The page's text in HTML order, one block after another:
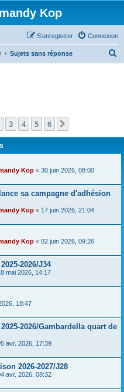
Kop
Connexion
S’enregistrer
Sujets sans réponse
c
3 4 5 6
Kop « 30 juin 2026, 08:00
sa campagne d'adhésion
Kop « 17 juin 2026, 21:04
Kop « 02 juin 2026, 09:26
2026/J34
mai 2026, 14:17
18:47
2026/Gambardella quart de
avr. 2026, 17:39
2026-2027/J28
avr. 2026, 08:32